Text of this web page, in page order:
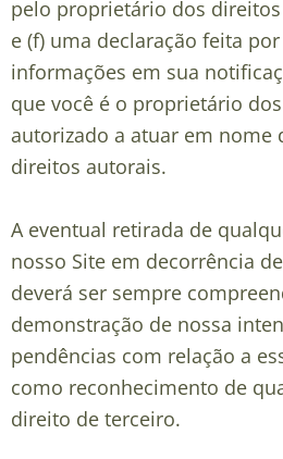
pelo proprietário dos
e (f) uma declaração feita
informações em sua
que você é o proprietário
autorizado a atuar em nome
direitos autorais.
A eventual retirada de
nosso Site em decorrência
deverá ser sempre
demonstração de nossa
pendências com relação a
como reconhecimento de
direito de terceiro.